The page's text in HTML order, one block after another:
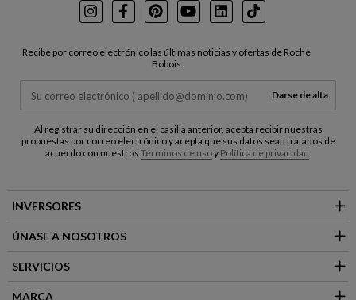
InstagramFacebookPinterest
YoutubeLinkedInTikTok
Recibe por correo electrónico las últimas noticias y ofertas de Roche
Bobois
Darse de alta
Al registrar su dirección en el casilla anterior, acepta recibir nuestras
propuestas por correo electrónico y acepta que sus datos sean tratados de
acuerdo con nuestros Términos de usoy Política de privacidad
INVERSORES
ÚNASE A NOSOTROS
SERVICIOS
MARCA